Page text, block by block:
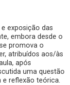
exposição das
embora desde o
promova o
atribuídos aos/às
após
uma questão
e reflexão teórica.